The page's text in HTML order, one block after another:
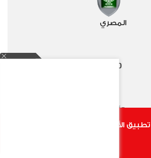
المصري
0
الأهلي
تطبيق الأهلي.كوم متاح الأن